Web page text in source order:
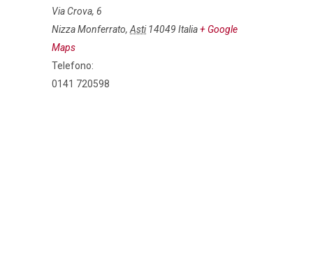
Via Crova, 6
Nizza Monferrato, Asti 14049 Italia+ Google
Maps
Telefono:
0141 720598